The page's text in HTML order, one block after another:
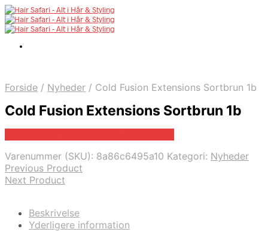
Forside / Nyheder / Cold Fusion Extensions Sortbrun 1b
Cold Fusion Extensions Sortbrun 1b
Varenummer (SKU): 8a86c6495a10 Kategori: Nyheder
Previous Product
Next Product
Beskrivelse
Yderligere information